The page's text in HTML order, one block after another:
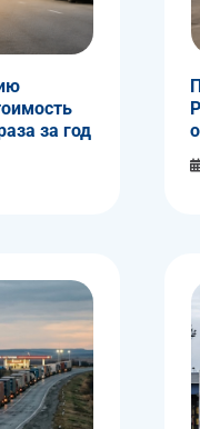
за год